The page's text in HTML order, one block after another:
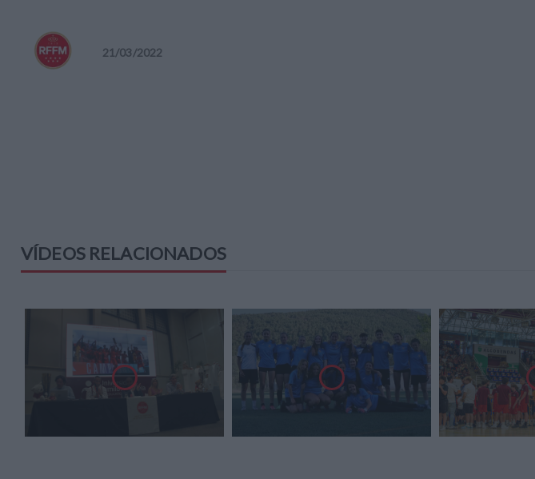
21/03/2022
VÍDEOS RELACIONADOS